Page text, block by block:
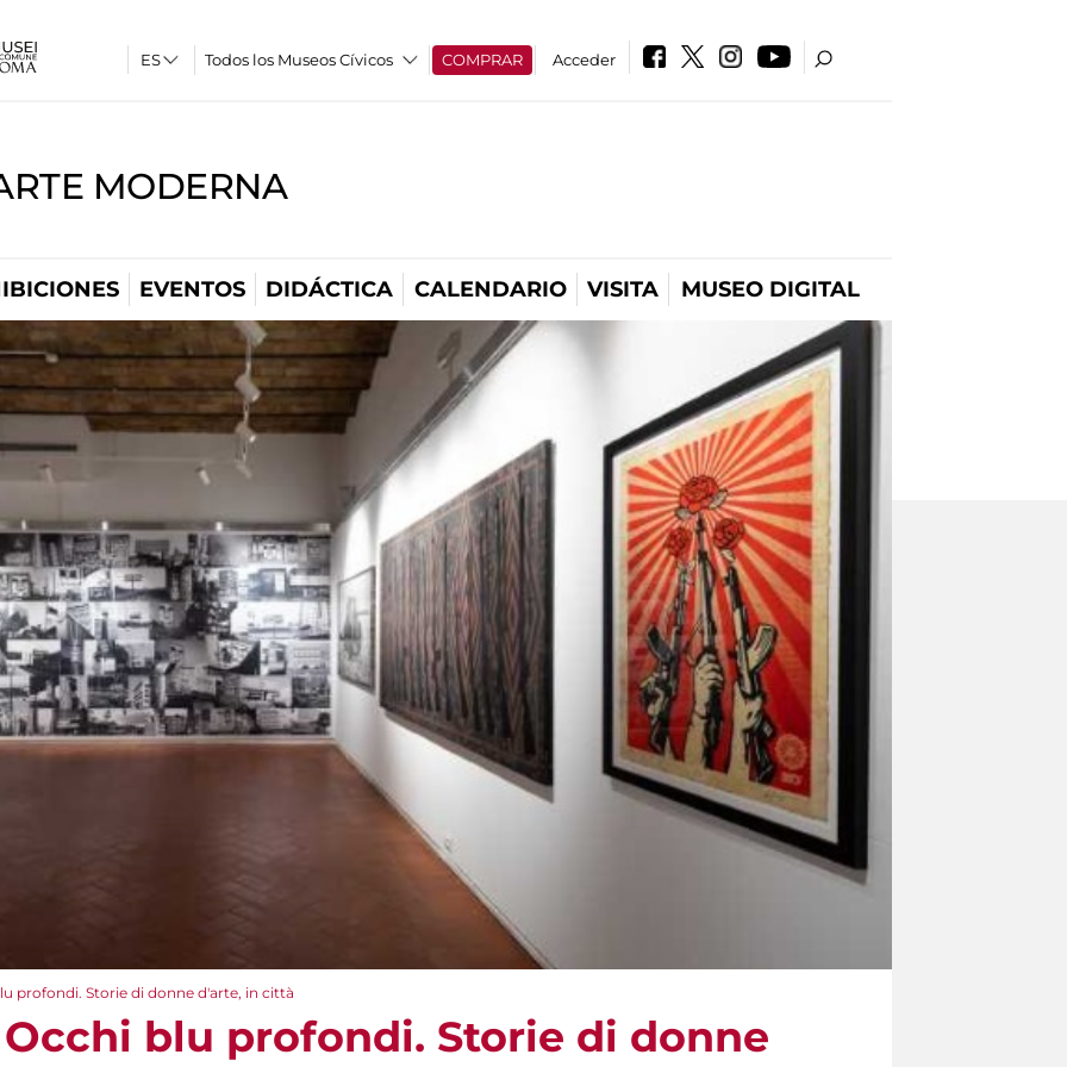
Todos los Museos Cívicos COMPRAR Acceder
MODERNA
EVENTOS DIDÁCTICA CALENDARIO VISITA MUSEO DIGITAL
profondi. Storie di donne d'arte, in città
Occhi blu profondi. Storie di donne